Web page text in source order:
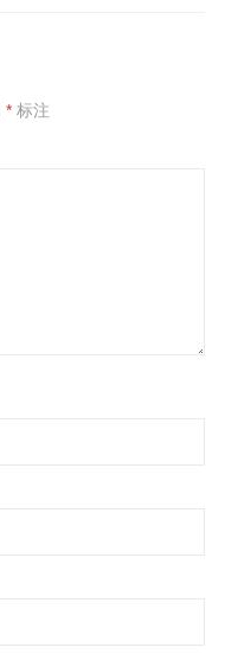
*标注